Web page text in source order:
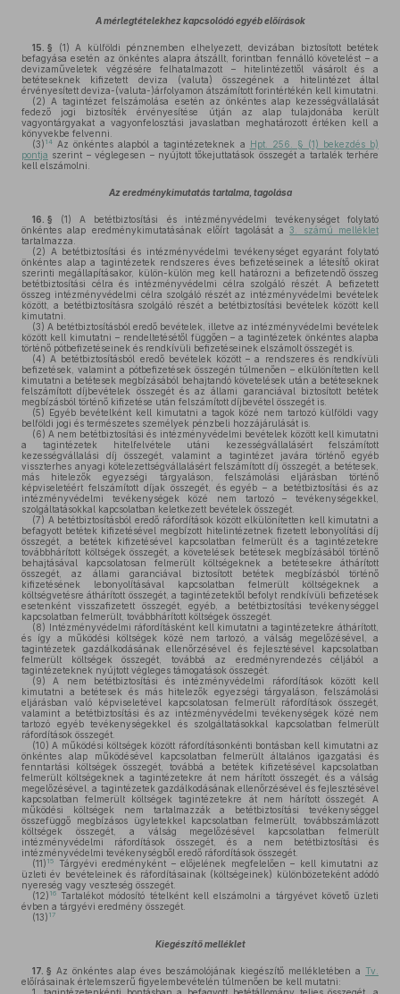
A mérlegtételekhez kapcsolódó egyéb előírások
15. § (1) A külföldi pénznemben elhelyezett, devizában biztosított betétek
befagyása esetén az önkéntes alapra átszállt, forintban fennálló követelést – a
devizaműveletek végzésére felhatalmazott – hitelintézettől vásárolt és a
betéteseknek kifizetett deviza (valuta) összegének a hitelintézet által
érvényesített deviza-(valuta-)árfolyamon átszámított forintértékén kell kimutatni.
(2) A tagintézet felszámolása esetén az önkéntes alap kezességvállalását
fedező jogi biztosíték érvényesítése útján az alap tulajdonába került
vagyontárgyakat a vagyonfelosztási javaslatban meghatározott értéken kell a
könyvekbe felvenni.
(3) 14 Az önkéntes alapból a tagintézeteknek a Hpt. 256. § (1) bekezdés b)
pontja szerint – véglegesen – nyújtott tőkejuttatások összegét a tartalék terhére
kell elszámolni.
Az eredménykimutatás tartalma, tagolása
16. § (1) A betétbiztosítási és intézményvédelmi tevékenységet folytató
önkéntes alap eredménykimutatásának előírt tagolását a3. számú melléklet
tartalmazza.
(2) A betétbiztosítási és intézményvédelmi tevékenységet egyaránt folytató
önkéntes alap a tagintézetek rendszeres éves befizetéseinek a létesítő okirat
szerinti megállapításakor, külön-külön meg kell határozni a befizetendő összeg
betétbiztosítási célra és intézményvédelmi célra szolgáló részét. A befizetett
összeg intézményvédelmi célra szolgáló részét az intézményvédelmi bevételek
között, a betétbiztosításra szolgáló részét a betétbiztosítási bevételek között kell
kimutatni.
(3) A betétbiztosításból eredő bevételek, illetve az intézményvédelmi bevételek
között kell kimutatni – rendeltetésétől függően – a tagintézetek önkéntes alapba
történő pótbefizetéseinek és rendkívüli befizetéseinek elszámolt összegét is.
(4) A betétbiztosításból eredő bevételek között – a rendszeres és rendkívüli
befizetések, valamint a pótbefizetések összegén túlmenően – elkülönítetten kell
kimutatni a betétesek megbízásából behajtandó követelések után a betéteseknek
felszámított díjbevételek összegét és az állami garanciával biztosított betétek
megbízásból történő kifizetése után felszámított díjbevétel összegét is.
(5) Egyéb bevételként kell kimutatni a tagok közé nem tartozó külföldi vagy
belföldi jogi és természetes személyek pénzbeli hozzájárulását is.
(6) A nem betétbiztosítási és intézményvédelmi bevételek között kell kimutatni
a tagintézetek hitelfelvétele utáni kezességvállalásért felszámított
kezességvállalási díj összegét, valamint a tagintézet javára történő egyéb
visszterhes anyagi kötelezettségvállalásért felszámított díj összegét, a betétesek,
más hitelezők egyezségi tárgyaláson, felszámolási eljárásban történő
képviseletéért felszámított díjak összegét, és egyéb – a betétbiztosítási és az
intézményvédelmi tevékenységek közé nem tartozó – tevékenységekkel,
szolgáltatásokkal kapcsolatban keletkezett bevételek összegét.
(7) A betétbiztosításból eredő ráfordítások között elkülönítetten kell kimutatni a
befagyott betétek kifizetésével megbízott hitelintézetnek fizetett lebonyolítási díj
összegét, a betétek kifizetésével kapcsolatban felmerült és a tagintézetekre
továbbhárított költségek összegét, a követelések betétesek megbízásából történő
behajtásával kapcsolatosan felmerült költségeknek a betétesekre áthárított
összegét, az állami garanciával biztosított betétek megbízásból történő
kifizetésének lebonyolításával kapcsolatban felmerült költségeknek a
költségvetésre áthárított összegét, a tagintézetektől befolyt rendkívüli befizetések
esetenként visszafizetett összegét, egyéb, a betétbiztosítási tevékenységgel
kapcsolatban felmerült, továbbhárított költségek összegét.
(8) Intézményvédelmi ráfordításként kell kimutatni a tagintézetekre áthárított,
és így a működési költségek közé nem tartozó, a válság megelőzésével, a
tagintézetek gazdálkodásának ellenőrzésével és fejlesztésével kapcsolatban
felmerült költségek összegét, továbbá az eredményrendezés céljából a
tagintézeteknek nyújtott végleges támogatások összegét.
(9) A nem betétbiztosítási és intézményvédelmi ráfordítások között kell
kimutatni a betétesek és más hitelezők egyezségi tárgyaláson, felszámolási
eljárásban való képviseletével kapcsolatosan felmerült ráfordítások összegét,
valamint a betétbiztosítási és az intézményvédelmi tevékenységek közé nem
tartozó egyéb tevékenységekkel és szolgáltatásokkal kapcsolatban felmerült
ráfordítások összegét.
(10) A működési költségek között ráfordításonkénti bontásban kell kimutatni az
önkéntes alap működésével kapcsolatban felmerült általános igazgatási és
fenntartási költségek összegét, továbbá a betétek kifizetésével kapcsolatban
felmerült költségeknek a tagintézetekre át nem hárított összegét, és a válság
megelőzésével, a tagintézetek gazdálkodásának ellenőrzésével és fejlesztésével
kapcsolatban felmerült költségek tagintézetekre át nem hárított összegét. A
működési költségek nem tartalmazzák a betétbiztosítási tevékenységgel
összefüggő megbízásos ügyletekkel kapcsolatban felmerült, továbbszámlázott
költségek összegét, a válság megelőzésével kapcsolatban felmerült
intézményvédelmi ráfordítások összegét, és a nem betétbiztosítási és
intézményvédelmi tevékenységből eredő ráfordítások összegét.
(11) 15
Tárgyévi eredményként – előjelének megfelelően – kell kimutatni az
üzleti év bevételeinek és ráfordításainak (költségeinek) különbözeteként adódó
nyereség vagy veszteség összegét.
(12) 16
Tartalékot módosító tételként kell elszámolni a tárgyévet követő üzleti
évben a tárgyévi eredmény összegét.
(13) 17
Kiegészítő melléklet
17. § Az önkéntes alap éves beszámolójának kiegészítő mellékletében a Tv.
előírásainak értelemszerű figyelembevételén túlmenően be kell mutatni: